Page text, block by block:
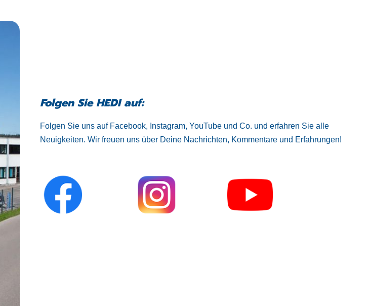
Folgen Sie HEDI auf:
Folgen Sie uns auf Facebook, Instagram, YouTube und Co. und erfahren Sie alle
Neuigkeiten. Wir freuen uns über Deine Nachrichten, Kommentare und Erfahrungen!